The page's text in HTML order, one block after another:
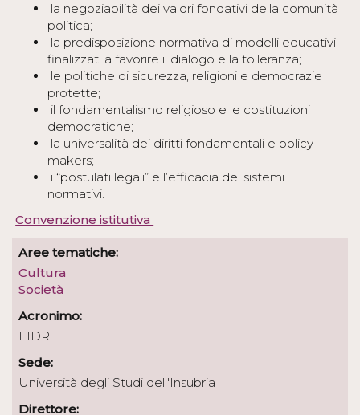
la negoziabilità dei valori fondativi della comunità
politica;
la predisposizione normativa di modelli educativi
finalizzati a favorire il dialogo e la tolleranza;
le politiche di sicurezza, religioni e democrazie
protette;
il fondamentalismo religioso e le costituzioni
democratiche;
la universalità dei diritti fondamentali e policy
makers;
i “postulati legali” e l’efficacia dei sistemi
normativi.
Convenzione istitutiva
Aree tematiche:
Cultura
Società
Acronimo:
FIDR
Sede:
Università degli Studi dell'Insubria
Direttore: